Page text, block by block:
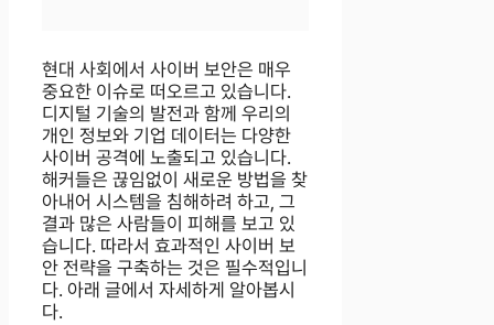
현대 사회에서 사이버 보안은 매우
중요한 이슈로 떠오르고 있습니다.
디지털 기술의 발전과 함께 우리의
개인 정보와 기업 데이터는 다양한
사이버 공격에 노출되고 있습니다.
해커들은 끊임없이 새로운 방법을 찾
아내어 시스템을 침해하려 하고, 그
결과 많은 사람들이 피해를 보고 있
습니다. 따라서 효과적인 사이버 보
안 전략을 구축하는 것은 필수적입니
다. 아래 글에서 자세하게 알아봅시
다.